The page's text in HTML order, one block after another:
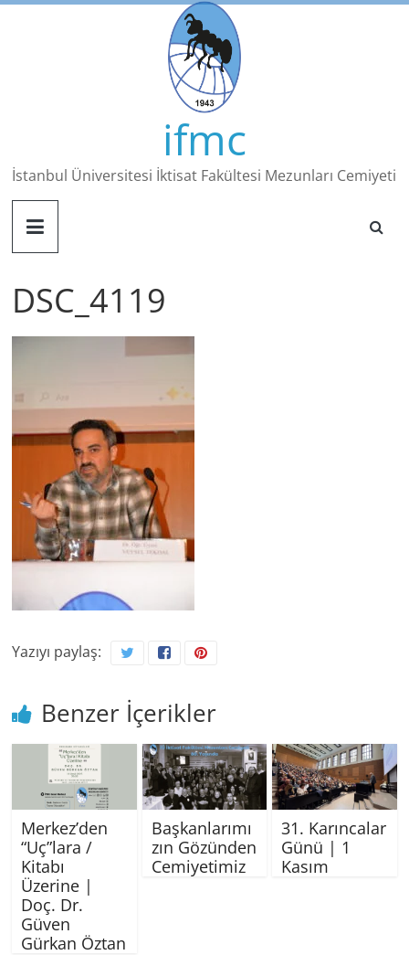
Skip
ifmc
İstanbul Üniversitesi İktisat Fakültesi Mezunları Cemiyeti
DSC_4119
Yazıyı paylaş:
Benzer İçerikler
Merkez’den
“Uç”lara /
Kitabı
Üzerine |
Doç. Dr.
Güven
Gürkan Öztan
Başkanlarımı
zın Gözünden
Cemiyetimiz
31. Karıncalar
Günü | 1
Kasım